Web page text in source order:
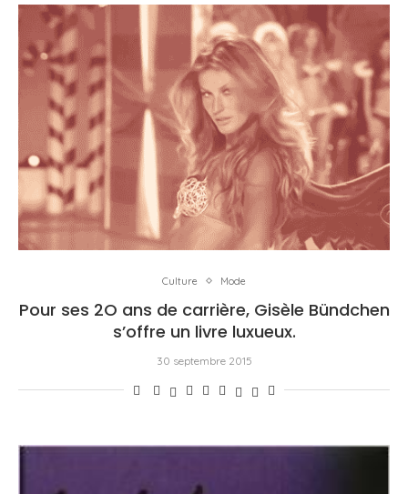
Culture Mode
Pour ses 2O ans de carrière, Gisèle Bündchen
s’offre un livre luxueux.
30 septembre 2015